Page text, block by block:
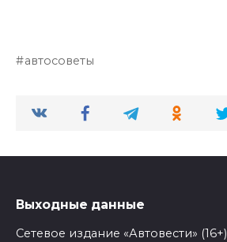
автосоветы
Выходные данные
Сетевое издание «Автовести»